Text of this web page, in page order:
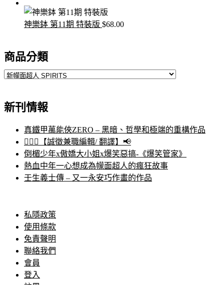
神樂鉢 第11期 特裝版 $68.00
商品分類
新刊情報
真鐵甲萬能俠ZERO – 黑暗、哲學和極端的重構作品
🙋🏻‍♀️【誠徵兼職編輯/ 翻譯】📢
倒楣少年x傲嬌大小姐x爆笑惡搞-《爆笑管家》
熱血中年一心想成為幪面超人的瘋狂故事
壬生義士傳 – 又一永安巧作畫的作品
私隱政策
使用條款
免責聲明
聯絡我們
會員
登入